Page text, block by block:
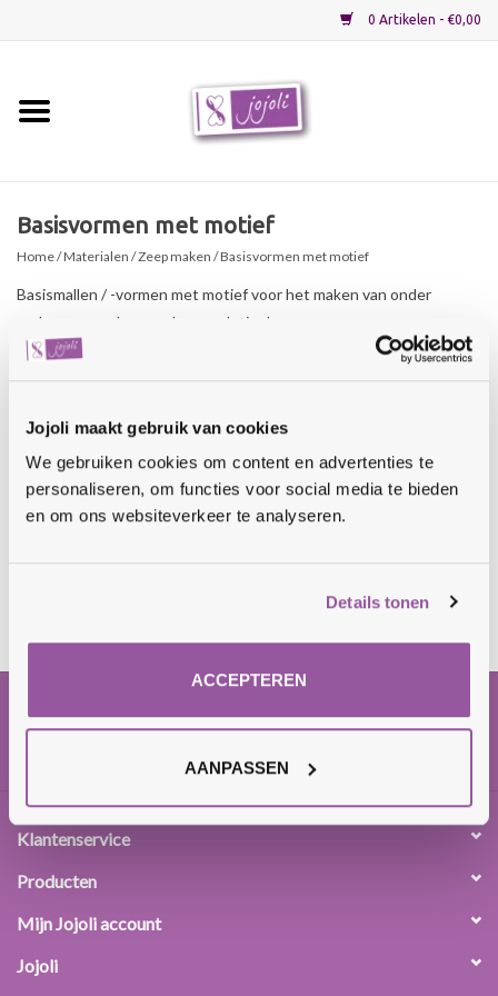
Jojoli maakt gebruik van cookies
We gebruiken cookies om content en advertenties te
personaliseren, om functies voor social media te bieden
en om ons websiteverkeer te analyseren.
Details tonen
ACCEPTEREN
AANPASSEN
0 Artikelen - €0,00
Verpakkingen
Recepten
Sale
Zelf maken
Basisvormen met motief
Home/Materialen /Zeep maken / Basisvormen met motief
Basismallen / -vormen met motief voor het maken van onder
andere zeep, shampoobars en lotionbars.
Zeepmal 5 siervormen
TOEVOEGEN AAN WINKELWAGEN
Klantenservice
Producten
Mijn Jojoli account
Jojoli